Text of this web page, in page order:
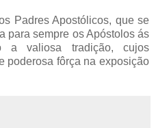
Padres Apostólicos, que se
para sempre os Apóstolos ás
a valiosa tradição, cujos
poderosa fôrça na exposição